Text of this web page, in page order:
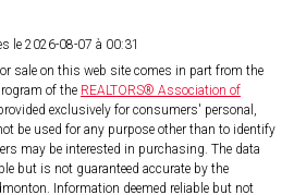
le 2026-08-07 à 00:31
sale on this web site comes in part from the
of the REALTORS® Association of
exclusively for consumers' personal,
be used for any purpose other than to identify
may be interested in purchasing. The data
but is not guaranteed accurate by the
Information deemed reliable but not